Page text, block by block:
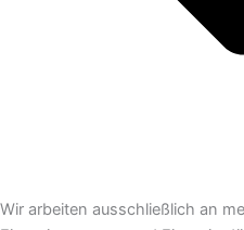
Wir arbeiten ausschließlich an